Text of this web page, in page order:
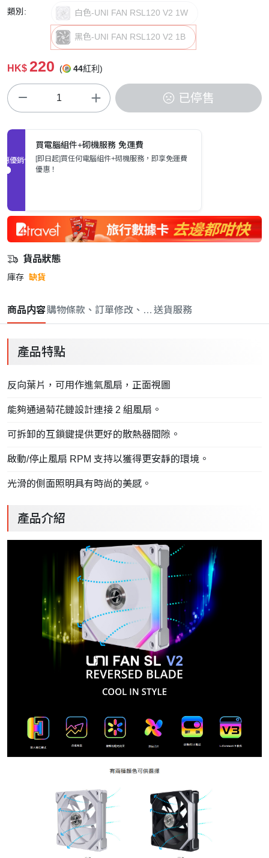
類別: 白色-UNI FAN RSL120 V2 1W
黑色-UNI FAN RSL120 V2 1B
HK$ 220 ( 44紅利)
已停售
促銷優惠
買電腦組件+砌機服務 免運費
[即日起]買任何電腦組件+砌機服務，即享免運費
優惠！
貨品狀態
庫存 缺貨
商品内容購物條款、訂單修改、取消與退款政策
送貨服務
產品特點
反向葉片，可用作進氣風扇，正面視圖
能夠通過菊花鏈設計連接 2 組風扇。
可拆卸的互鎖鍵提供更好的散熱器間隙。
啟動/停止風扇 RPM 支持以獲得更安靜的環境。
光滑的側面照明具有時尚的美感。
產品介紹